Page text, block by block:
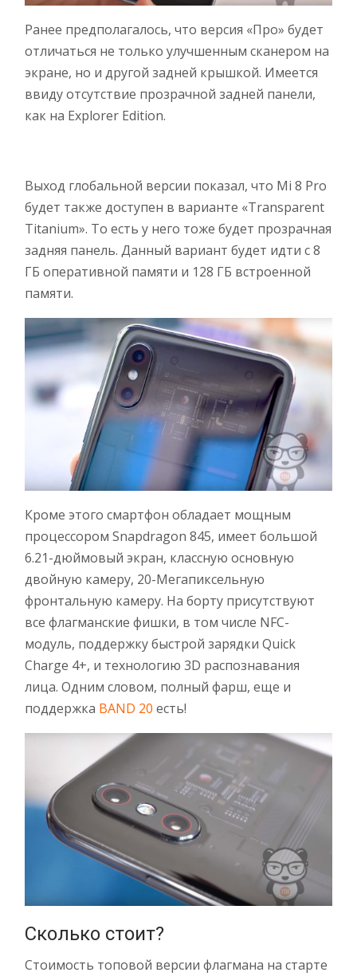
Ранее предполагалось, что версия «Про» будет
отличаться не только улучшенным сканером на
экране, но и другой задней крышкой. Имеется
ввиду отсутствие прозрачной задней панели,
как на Explorer Edition.
Выход глобальной версии показал, что Mi 8 Pro
будет также доступен в варианте «Transparent
Titanium». То есть у него тоже будет прозрачная
задняя панель. Данный вариант будет идти с 8
ГБ оперативной памяти и 128 ГБ встроенной
памяти.
Кроме этого смартфон обладает мощным
процессором Snapdragon 845, имеет большой
6.21-дюймовый экран, классную основную
двойную камеру, 20-Мегапиксельную
фронтальную камеру. На борту присутствуют
все флагманские фишки, в том числе NFC-
модуль, поддержку быстрой зарядки Quick
Charge 4+, и технологию 3D распознавания
лица. Одним словом, полный фарш, еще и
поддержка BAND 20 есть!
Сколько стоит?
Стоимость топовой версии флагмана на старте